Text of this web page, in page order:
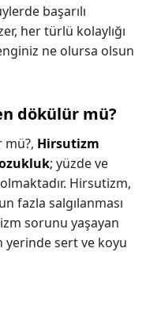
başarılı
her türlü kolaylığı
ne olursa olsun
dökülür mü?
Hirsutizm
; yüzde ve
Hirsutizm,
fazla salgılanması
sorunu yaşayan
yerinde sert ve koyu